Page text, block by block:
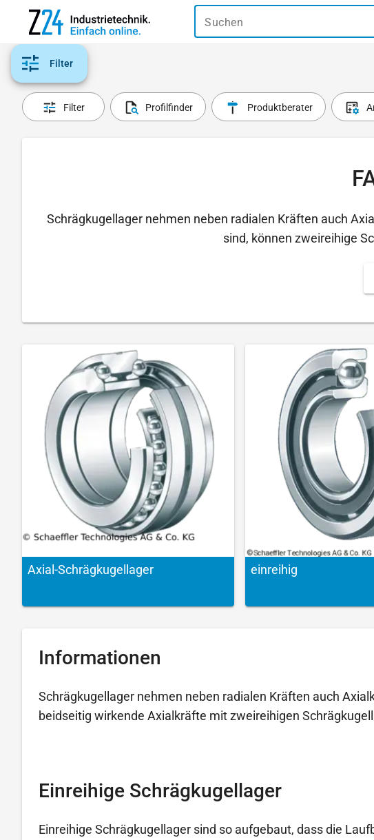
Suchen
Filter
Filter Profilfinder Produktberater
Schrägkugellager nehmen neben radialen Kräften auch
sind, können zweireihige
Axial-Schräg­kugel­lager einreihig
Informationen
Schrägkugellager nehmen neben radialen Kräften auch
beidseitig wirkende Axialkräfte mit zweireihigen
Einreihige Schrägkugellager
Einreihige Schrägkugellager sind so aufgebaut, dass die